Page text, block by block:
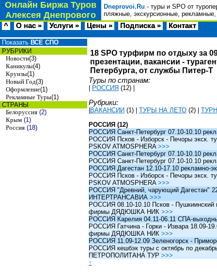
Онлайн Биржа Туров
Алексея Днепрового
Dneprovoi.Ru - туры и SPO от
пляжные, экскурсионные,
^ О нас » Услуги » Цены » Подписка » Контакт
Показать ВСЕ СПО
РУБРИКИ
Новости(3)
Каникулы(4)
Круизы(1)
Новый Год(3)
Оформление(1)
Рекламные Туры(1)
СТРАНЫ
Белоруссия (2)
Крым (1)
Россия (18)
18 SPO турфирм по отдыху за
презентации, вакансии -
Петербурга, от службы Питер-Т
Туры по странам:
РОССИЯ (12)
Рубрики:
ВАКАНСИИ (1) ТУРЫ НА ЛЕТО (2)
РОССИЯ (12)
РОССИЯ Санкт-Петербург 07.10-10.10
РОССИЯ Псков - Изборск - Печоры экск.
PSKOV ATMOSPHERA >>>
РОССИЯ Санкт-Петербург 07.10-10.10
РОССИЯ Санкт-Петербург 07.10-10.10
РОССИЯ Дагестан 12.10-17.10 рекламно-
РОССИЯ Псков - Изборск - Печоры экск.
PSKOV ATMOSPHERA >>>
РОССИЯ "Древний, чарующий Дагестан"
ИНТЕРТРАНСАВИА >>>
РОССИЯ 08.10-10.10 Псков - Пушкиинский
фирмы ДЯДЮШКА НИК >>>
РОССИЯ Карелия 04.11-06.11 СПА-
РОССИЯ Гатчина - Горки - Извара 18.09-
фирмы ДЯДЮШКА НИК >>>
РОССИЯ 11.09-12.09 Зеленогорск -
РОССИЯ кешбэк туры c октябрь по
ПЕТРОПОЛИТАНА ТУР >>>
↑